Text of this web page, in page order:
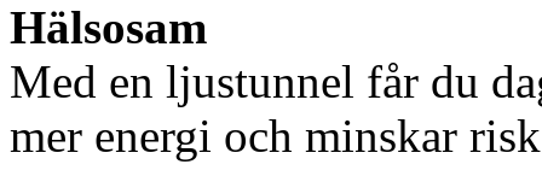
Hälsosam
Med en ljustunnel får du
mer energi och minskar